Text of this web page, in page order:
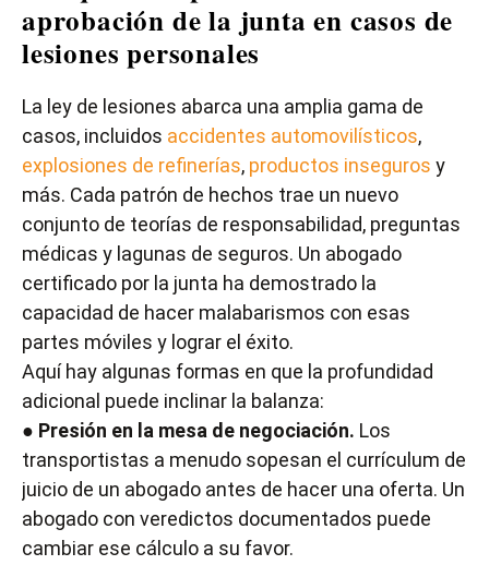
aprobación de la junta en casos de
lesiones personales
La ley de lesiones abarca una amplia gama de
casos, incluidos accidentes automovilísticos,
explosiones de refinerías, productos inseguros y
más. Cada patrón de hechos trae un nuevo
conjunto de teorías de responsabilidad, preguntas
médicas y lagunas de seguros. Un abogado
certificado por la junta ha demostrado la
capacidad de hacer malabarismos con esas
partes móviles y lograr el éxito.
Aquí hay algunas formas en que la profundidad
adicional puede inclinar la balanza:
● Presión en la mesa de negociación. Los
transportistas a menudo sopesan el currículum de
juicio de un abogado antes de hacer una oferta. Un
abogado con veredictos documentados puede
cambiar ese cálculo a su favor.